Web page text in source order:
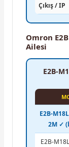
Çıkış / IP
Omron
Ailesi
E2B-
E2B-
2M ✓
E2B-